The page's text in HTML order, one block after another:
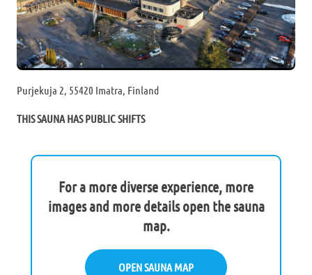
Purjekuja 2, 55420 Imatra, Finland
THIS SAUNA HAS PUBLIC SHIFTS
For a more diverse experience, more
images and more details open the sauna
map.
OPEN SAUNA MAP